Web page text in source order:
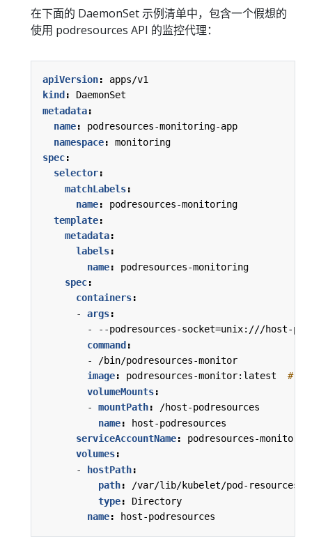
在下面的 DaemonSet 示例清单中，包含一个假想的
使用 podresources API 的监控代理：
apiVersion:
apps/v1
kind :
DaemonSet
metadata:
name:
podresources-monitoring-app
namespace:
monitoring
spec:
selector:
matchLabels:
name:
podresources-monitoring
template:
metadata:
labels:
name:
podresources-monitoring
spec:
containers:
- args:
- --podresources-socket=unix:///host-
command :
-
/bin/podresources-monitor
image: podresources-monitor:latest
# 仅
volumeMounts:
- mountPath:
/host-podresources
name:
host-podresources
serviceAccountName:
podresources-monitor
volumes:
-
hostPath:
path:
/var/lib/kubelet/pod-resources
type:
Directory
name: host-podresources